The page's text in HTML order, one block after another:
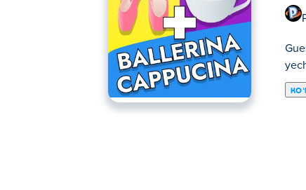
Guess the Emojis – bu jumboq o‘yini